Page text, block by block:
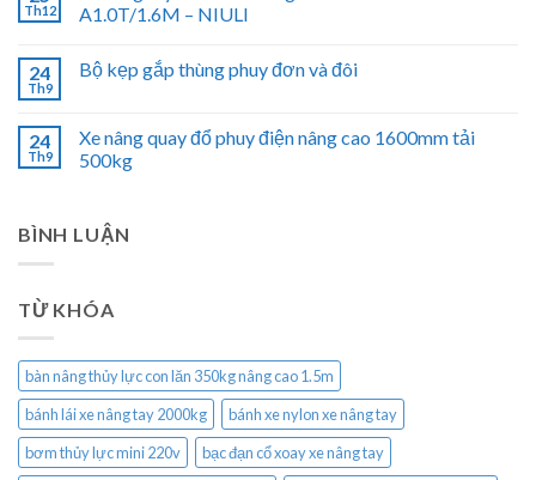
Th12
A1.0T/1.6M – NIULI
24
Th9
Bộ kẹp gắp thùng phuy đơn và đôi
24
Th9
Xe nâng quay đổ phuy điện nâng cao 1600mm tải
500kg
BÌNH LUẬN
TỪ KHÓA
bàn nâng thủy lực con lăn 350kg nâng cao 1.5m
bánh lái xe nâng tay 2000kg
bánh xe nylon xe nâng tay
bơm thủy lực mini 220v
bạc đạn cổ xoay xe nâng tay